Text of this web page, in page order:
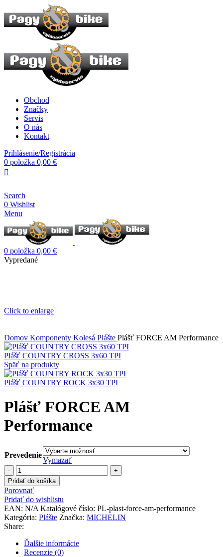
Obchod
Značky
Servis
O nás
Kontakt
Prihlásenie/Registrácia
0 položka 0,00 €
Search
0 Wishlist
Menu
0 položka 0,00 €
Vypredané
Click to enlarge
Domov Komponenty Kolesá Plášte Plášť FORCE AM Performance
Plášť COUNTRY CROSS 3x60 TPI
Späť na produkty
Plášť COUNTRY ROCK 3x30 TPI
Plášť FORCE AM
Performance
Prevedenie
Vymazať
množstvo
Plášť
FORCE
AM
Performance
Pridať do košíka
Porovnať
Pridať do wishlistu
EAN: N/A Katalógové číslo: PL-plast-force-am-performance
Kategória: Plášte Značka: MICHELIN
Share:
Ďalšie informácie
Recenzie (0)